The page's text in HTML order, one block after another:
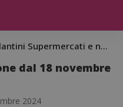
Supermercati e negozi
dal 18 novembre
2024